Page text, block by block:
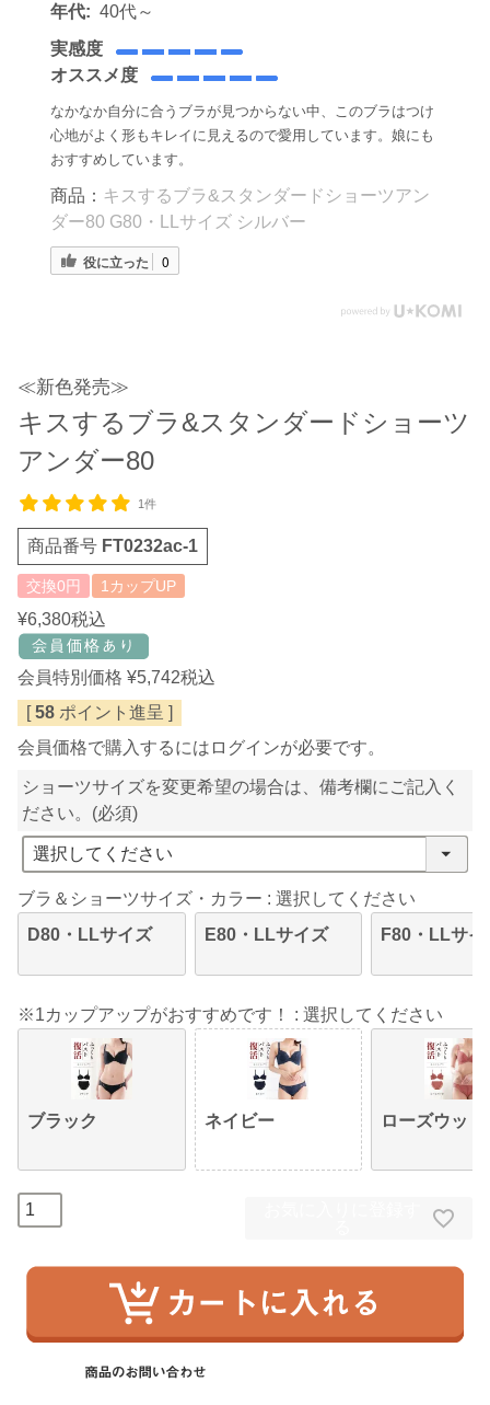
年代: 40代～
実感度
オススメ度
なかなか自分に合うブラが見つからない中、このブラはつけ
心地がよく形もキレイに見えるので愛用しています。娘にも
おすすめしています。
商品： キスするブラ&スタンダードショーツアン
ダー80 G80・LLサイズ シルバー
役に立った 0
≪新色発売≫
キスするブラ&スタンダードショーツ
アンダー80
1件
商品番号 FT0232ac-1
交換0円 1カップUP
¥6,380税込
会員特別価格 ¥5,742税込
[ 58 ポイント進呈 ]
会員価格で購入するにはログインが必要です。
ショーツサイズを変更希望の場合は、備考欄にご記入く
ださい。 (必須)
ブラ＆ショーツサイズ・カラー
選択してください
D80・LLサイズ
E80・LLサイズ F80・LLサイ
※1カップアップがおすすめです！ 選択してください
ブラック ネイビー ローズウッド